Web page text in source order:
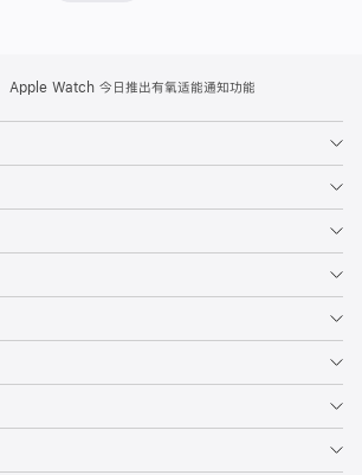
Apple Watch 今日推出有氧适能通知功能